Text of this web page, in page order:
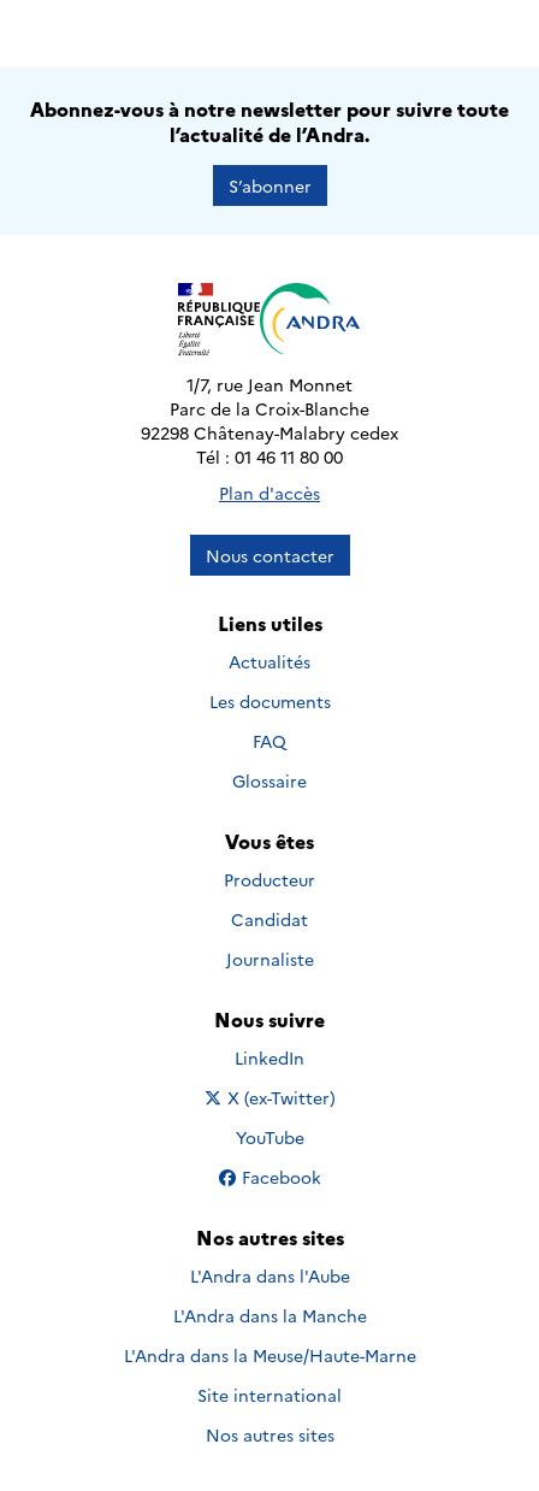
Abonnez-vous à notre newsletter pour suivre toute
l’actualité de l’Andra.
S’abonner
1/7, rue Jean Monnet
Parc de la Croix-Blanche
92298 Châtenay-Malabry cedex
Tél : 01 46 11 80 00
Plan d'accès
Nous contacter
Liens utiles
Actualités
Les documents
FAQ
Glossaire
Vous êtes
Producteur
Candidat
Journaliste
Nous suivre
Nous suivre sur
LinkedIn
Nous suivre sur
X (ex-Twitter)
Nous suivre sur
YouTube
Nous suivre sur
Facebook
Nos autres sites
L'Andra dans l'Aube
L'Andra dans la Manche
L'Andra dans la Meuse/Haute-Marne
Site international
Nos autres sites